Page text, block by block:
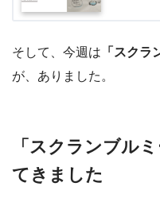
そして、今週は 「スクラ
が、ありました。
「スクランブル
てきました